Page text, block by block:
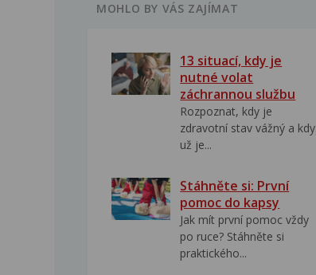
MOHLO BY VÁS ZAJÍMAT
13 situací, kdy je
nutné volat
záchrannou službu
Rozpoznat, kdy je
zdravotní stav vážný a kdy
už je...
Stáhněte si: První
pomoc do kapsy
Jak mít první pomoc vždy
po ruce? Stáhněte si
praktického...